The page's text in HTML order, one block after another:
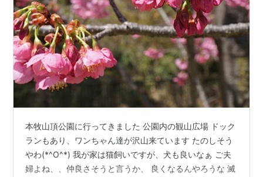
本牧山頂公園に行ってきました 公園内の観山広場 ドック
ランもあり、ワンちゃん達が沢山来ています たのしそう
やわ(*^O^*) 我が家は猫飼いですが、犬も良いなぁ ご夫
婦よね、、仲良さそうと言うか、 良くなるんやろうな 滅